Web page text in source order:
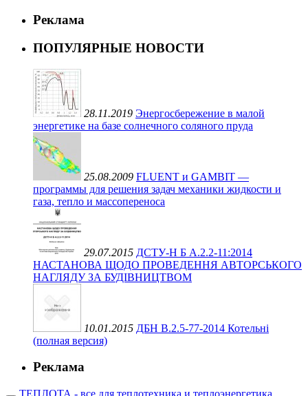
Реклама
ПОПУЛЯРНЫЕ НОВОСТИ
28.11.2019 Энергосбережение в малой
энергетике на базе солнечного соляного пруда
25.08.2009 FLUENT и GAMBIT —
программы для решения задач механики жидкости и
газа, тепло и массопереноса
29.07.2015 ДСТУ-Н Б А.2.2-11:2014
НАСТАНОВА ЩОДО ПРОВЕДЕННЯ АВТОРСЬКОГО
НАГЛЯДУ ЗА БУДІВНИЦТВОМ
10.01.2015 ДБН В.2.5-77-2014 Котельні
(полная версия)
Реклама
ТЕПЛОТА - все для теплотехника и теплоэнергетика